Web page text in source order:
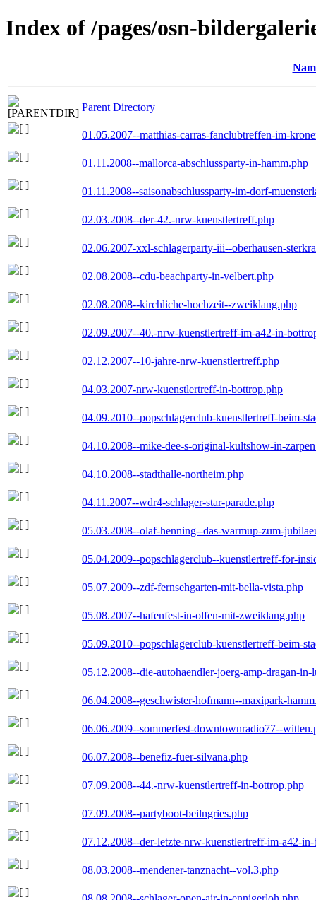
Index of /pages/osn-
Parent Directory
01.05.2007--matthias-carras-fanclubtreffen-im-
01.11.2008--mallorca-abschlussparty-in-hamm.php
01.11.2008--saisonabschlussparty-im-dorf-
02.03.2008--der-42.-nrw-kuenstlertreff.php
02.06.2007-xxl-schlagerparty-iii--oberhausen-
02.08.2008--cdu-beachparty-in-velbert.php
02.08.2008--kirchliche-hochzeit--zweiklang.php
02.09.2007--40.-nrw-kuenstlertreff-im-a42-in-
02.12.2007--10-jahre-nrw-kuenstlertreff.php
04.03.2007-nrw-kuenstlertreff-in-bottrop.php
04.09.2010--popschlagerclub-kuenstlertreff-beim-
04.10.2008--mike-dee-s-original-kultshow-in-
04.10.2008--stadthalle-northeim.php
04.11.2007--wdr4-schlager-star-parade.php
05.03.2008--olaf-henning--das-warmup-zum-
05.04.2009--popschlagerclub--kuenstlertreff-for-
05.07.2009--zdf-fernsehgarten-mit-bella-vista.php
05.08.2007--hafenfest-in-olfen-mit-zweiklang.php
05.09.2010--popschlagerclub-kuenstlertreff-beim-
05.12.2008--die-autohaendler-joerg-amp-dragan-in-
06.04.2008--geschwister-hofmann--maxipark-
06.06.2009--sommerfest-downtownradio77--
06.07.2008--benefiz-fuer-silvana.php
07.09.2008--44.-nrw-kuenstlertreff-in-bottrop.php
07.09.2008--partyboot-beilngries.php
07.12.2008--der-letzte-nrw-kuenstlertreff-im-a42-
08.03.2008--mendener-tanznacht--vol.3.php